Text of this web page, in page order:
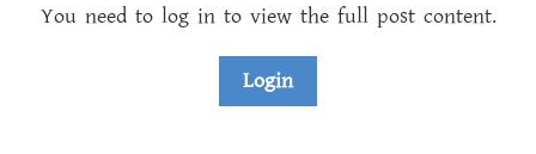
You need to log in to view the full post content.
Login